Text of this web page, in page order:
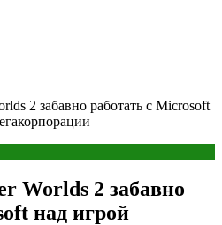
2 забавно работать с Microsoft
Worlds 2 забавно
над игрой